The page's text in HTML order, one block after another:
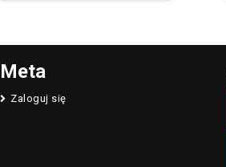
Meta
Zaloguj się